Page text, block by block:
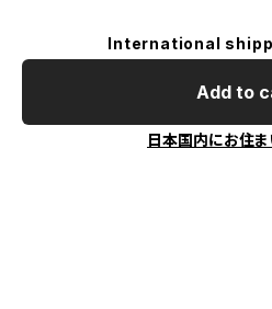
International
Add to
日本国内にお住